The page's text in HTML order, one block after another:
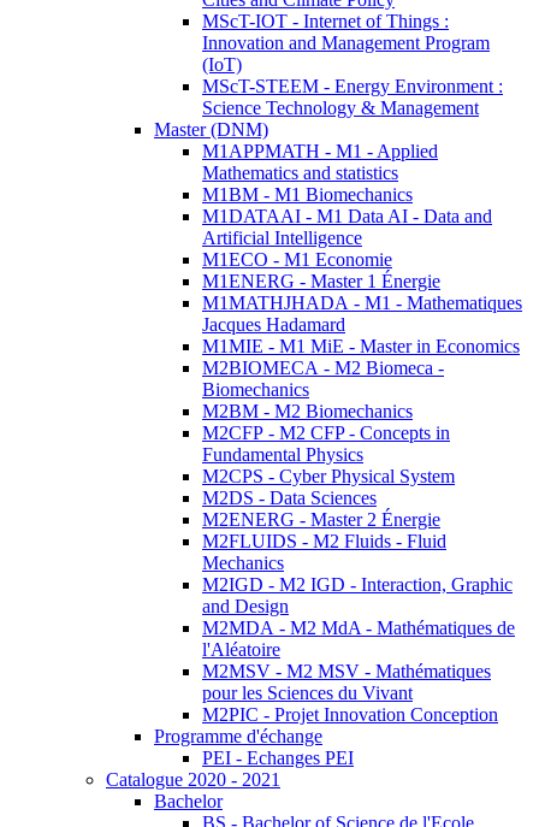
MScT-IOT - Internet of Things :
Innovation and Management Program
(IoT)
MScT-STEEM - Energy Environment :
Science Technology & Management
Master (DNM)
M1APPMATH - M1 - Applied
Mathematics and statistics
M1BM - M1 Biomechanics
M1DATAAI - M1 Data AI - Data and
Artificial Intelligence
M1ECO - M1 Economie
M1ENERG - Master 1 Énergie
M1MATHJHADA - M1 - Mathematiques
Jacques Hadamard
M1MIE - M1 MiE - Master in Economics
M2BIOMECA - M2 Biomeca -
Biomechanics
M2BM - M2 Biomechanics
M2CFP - M2 CFP - Concepts in
Fundamental Physics
M2CPS - Cyber Physical System
M2DS - Data Sciences
M2ENERG - Master 2 Énergie
M2FLUIDS - M2 Fluids - Fluid
Mechanics
M2IGD - M2 IGD - Interaction, Graphic
and Design
M2MDA - M2 MdA - Mathématiques de
l'Aléatoire
M2MSV - M2 MSV - Mathématiques
pour les Sciences du Vivant
M2PIC - Projet Innovation Conception
Programme d'échange
PEI - Echanges PEI
Catalogue 2020 - 2021
Bachelor
BS - Bachelor of Science de l'Ecole